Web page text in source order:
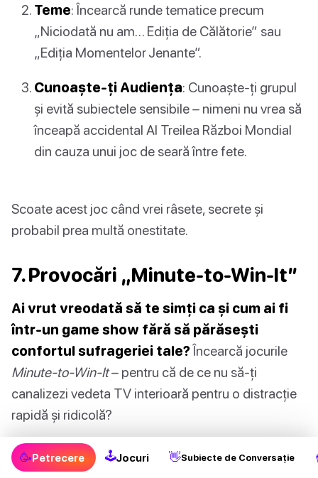
Teme: Încearcă runde tematice precum
„Niciodată nu am… Ediția de Călătorie” sau
„Ediția Momentelor Jenante”.
Cunoaște-ți Audiența: Cunoaște-ți grupul
și evită subiectele sensibile – nimeni nu vrea să
înceapă accidental Al Treilea Război Mondial
din cauza unui joc de seară între fete.
Scoate acest joc când vrei râsete, secrete și
probabil prea multă onestitate.
7. Provocări „Minute-to-Win-It”
Ai vrut vreodată să te simți ca și cum ai fi
într-un game show fără să părăsești
confortul sufrageriei tale?Încearcă jocurile
Minute-to-Win-It– pentru că de ce nu să-ți
canalizezi vedeta TV interioară pentru o distracție
rapidă și ridicolă?
Cum se joacă Provocări „Minute-to-
🥳Petrecere 🕹Jocuri 👋Subiecte de Conversație